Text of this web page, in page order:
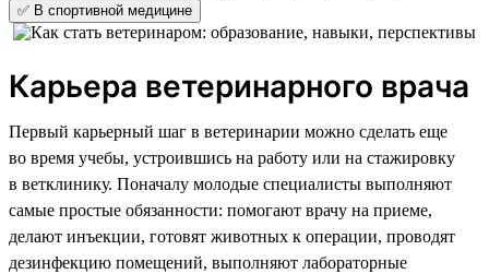
✅ В спортивной медицине
Карьера ветеринарного врача
Первый карьерный шаг в ветеринарии можно сделать еще
во время учебы, устроившись на работу или на стажировку
в ветклинику. Поначалу молодые специалисты выполняют
самые простые обязанности: помогают врачу на приеме,
делают инъекции, готовят животных к операции, проводят
дезинфекцию помещений, выполняют лабораторные